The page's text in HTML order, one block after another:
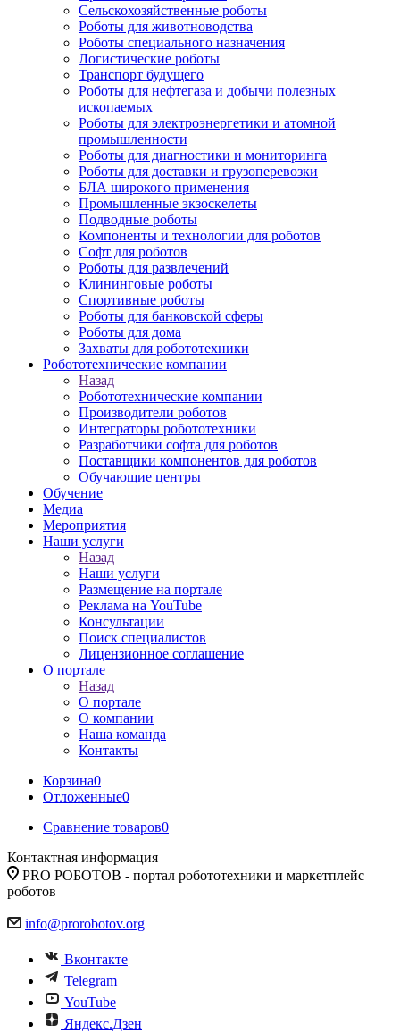
Сельскохозяйственные роботы
Роботы для животноводства
Роботы специального назначения
Логистические роботы
Транспорт будущего
Роботы для нефтегаза и добычи полезных
ископаемых
Роботы для электроэнергетики и атомной
промышленности
Роботы для диагностики и мониторинга
Роботы для доставки и грузоперевозки
БЛА широкого применения
Промышленные экзоскелеты
Подводные роботы
Компоненты и технологии для роботов
Софт для роботов
Роботы для развлечений
Клининговые роботы
Спортивные роботы
Роботы для банковской сферы
Роботы для дома
Захваты для робототехники
Робототехнические компании
Назад
Робототехнические компании
Производители роботов
Интеграторы робототехники
Разработчики софта для роботов
Поставщики компонентов для роботов
Обучающие центры
Обучение
Медиа
Мероприятия
Наши услуги
Назад
Наши услуги
Размещение на портале
Реклама на YouTube
Консультации
Поиск специалистов
Лицензионное соглашение
О портале
Назад
О портале
О компании
Наша команда
Контакты
Корзина0
Отложенные0
Сравнение товаров0
Контактная информация
PRO РОБОТОВ - портал робототехники и маркетплейс
роботов
info@prorobotov.org
Вконтакте
Telegram
YouTube
Яндекс.Дзен